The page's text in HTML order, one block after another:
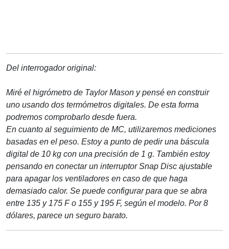
Del interrogador original:
Miré el higrómetro de Taylor Mason y pensé en construir
uno usando dos termómetros digitales. De esta forma
podremos comprobarlo desde fuera.
En cuanto al seguimiento de MC, utilizaremos mediciones
basadas en el peso. Estoy a punto de pedir una báscula
digital de 10 kg con una precisión de 1 g. También estoy
pensando en conectar un interruptor Snap Disc ajustable
para apagar los ventiladores en caso de que haga
demasiado calor. Se puede configurar para que se abra
entre 135 y 175 F o 155 y 195 F, según el modelo. Por 8
dólares, parece un seguro barato.